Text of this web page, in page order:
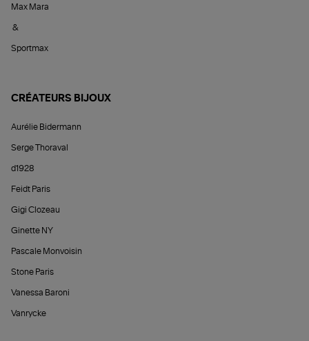
Max Mara
&
Sportmax
CRÉATEURS BIJOUX
Aurélie Bidermann
Serge Thoraval
d1928
Feidt Paris
Gigi Clozeau
Ginette NY
Pascale Monvoisin
Stone Paris
Vanessa Baroni
Vanrycke